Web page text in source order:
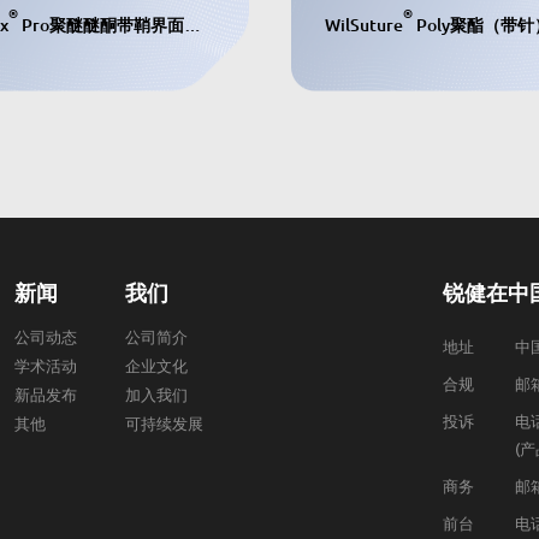
®
Pro聚醚醚酮带鞘界面螺钉 WilSuture
®
Poly聚酯（带针
新闻
公司动态
学术活动
新品发布
其他
我们
公司简介
企业文化
加入我们
可持续发展
锐健在中
地址
中
合规
邮
投诉
电
(
商务
邮
前台
电